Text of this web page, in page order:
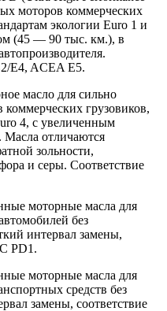
моторов коммерческих
экологии Euro 1 и
(45 — 90 тыс. км.), в
E4, ACEA Е5.
масло для сильно
грузовиков,
4, c увеличенным
Масла отличаются
зольности,
и серы. Соответствие
моторные масла для
без
интервал замены,
PD1.
моторные масла для
средств без
замены, соответствие